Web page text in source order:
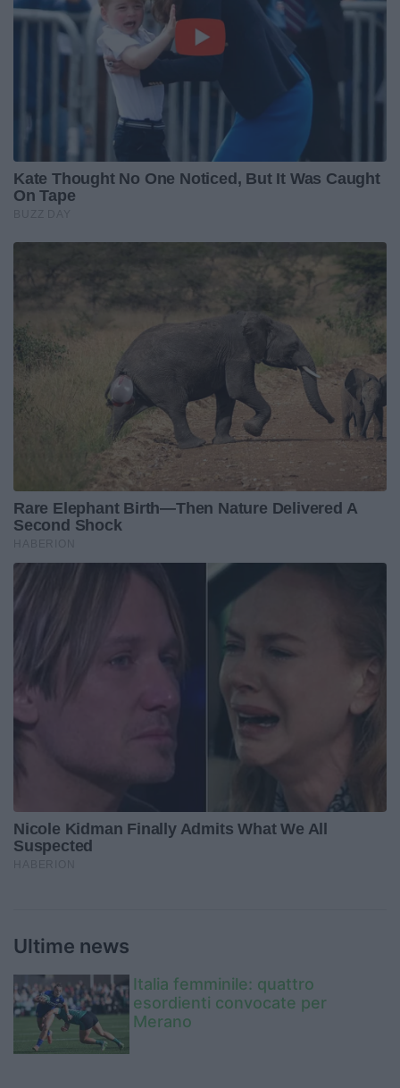
Ultime news
Italia femminile: quattro
esordienti convocate per
Merano